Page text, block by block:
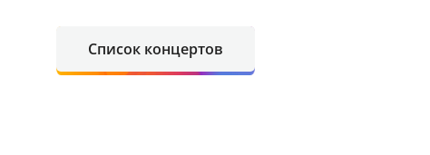
Список концертов